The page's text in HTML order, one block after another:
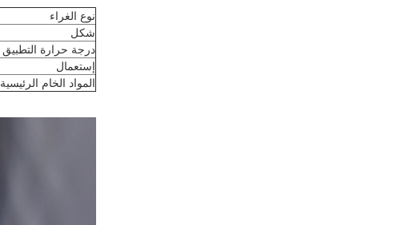
نوع الغراء
شكل
درجة حرارة التطبيق
إستعمال
المواد الخام الرئيسية